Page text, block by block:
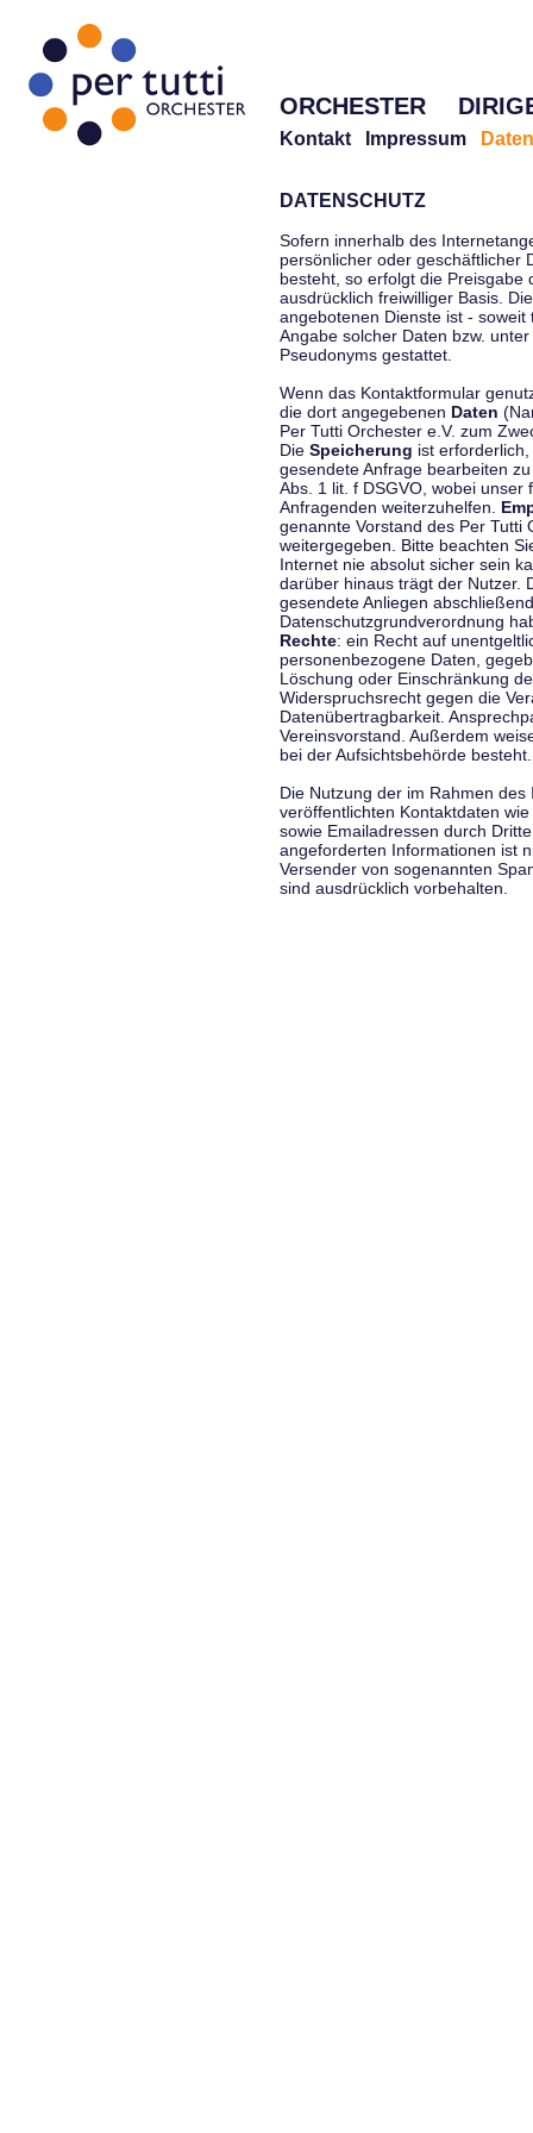
ORCHESTER
Kontakt Impressum
DATENSCHUTZ
Sofern innerhalb des
persönlicher oder geschäftlicher
besteht, so erfolgt die Preisgabe
ausdrücklich freiwilliger Basis.
angebotenen Dienste ist -
Angabe solcher Daten bzw.
Pseudonyms gestattet.
Wenn das Kontaktformular
die dort angegebenen Daten
Per Tutti Orchester e.V. zum
Die Speicherung ist
gesendete Anfrage bearbeiten
Abs. 1 lit. f DSGVO, wobei
Anfragenden weiterzuhelfen.
genannte Vorstand des Per Tutti
weitergegeben. Bitte beachten
Internet nie absolut sicher sein
darüber hinaus trägt der Nutzer.
gesendete Anliegen
Datenschutzgrundverordnung
Rechte: ein Recht auf
personenbezogene Daten,
Löschung oder Einschränkung
Widerspruchsrecht gegen die
Datenübertragbarkeit.
Vereinsvorstand. Außerdem
bei der Aufsichtsbehörde besteht.
Die Nutzung der im Rahmen
veröffentlichten Kontaktdaten
sowie Emailadressen durch
angeforderten Informationen ist
Versender von sogenannten
sind ausdrücklich vorbehalten.